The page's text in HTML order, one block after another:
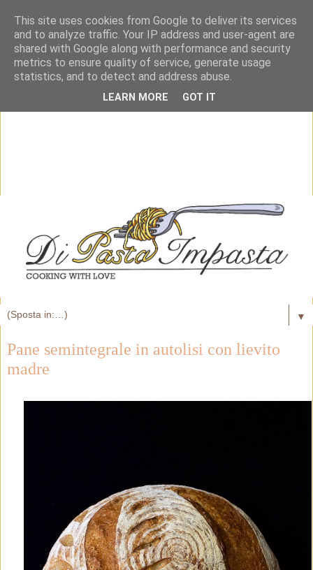
▼
Pane semintegrale in autolisi con lievito
madre
This site uses cookies from Google to deliver its services
and to analyze traffic. Your IP address and user-agent are
shared with Google along with performance and security
metrics to ensure quality of service, generate usage
statistics, and to detect and address abuse.
LEARN MORE GOT IT